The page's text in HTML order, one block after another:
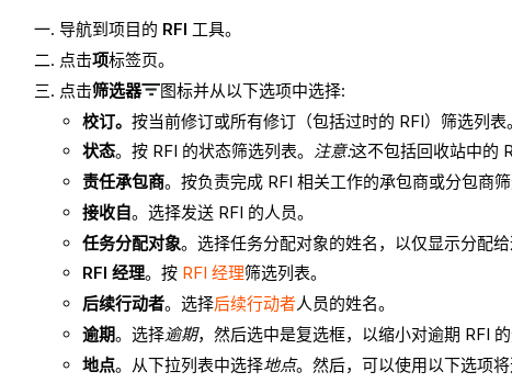
导航到项目的 RFI 工具。
点击项标签页。
点击筛选器
图标并从以下选项中选择:
校订。按当前修订或所有修订（包括过时的 RFI）筛选列表。
状态。按 RFI 的状态筛选列表。 注意:这不包括回收站中的
责任承包商。按负责完成 RFI 相关工作的承包商或分包商筛
接收自。选择发送 RFI 的人员。
任务分配对象。选择任务分配对象的姓名，以仅显示分配给
RFI 经理。按 RFI 经理筛选列表。
后续行动者。选择后续行动者人员的姓名。
逾期。选择逾期，然后选中是复选框，以缩小对逾期 RFI 的
地点。从下拉列表中选择地点。然后，可以使用以下选项